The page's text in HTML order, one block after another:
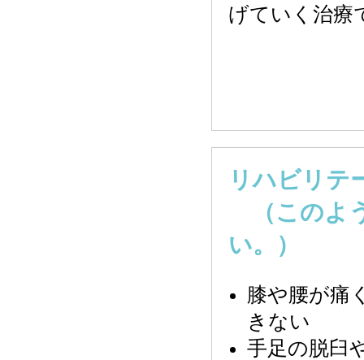
げていく治療
リハビリテ
（このよ
い。）
膝や腰が痛
きない
手足の脱臼